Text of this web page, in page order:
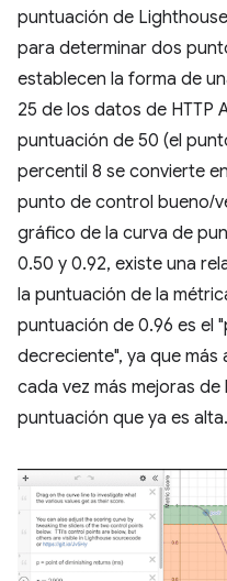
puntuación de
para determinar dos
establecen la forma de
25 de los datos de HTTP
puntuación de 50 (el
percentil 8 se convierte
punto de control bueno/
gráfico de la curva de
0.50 y 0.92, existe una
la puntuación de la
puntuación de 0.96 es el
decreciente", ya que más
cada vez más mejoras
puntuación que ya es alta.